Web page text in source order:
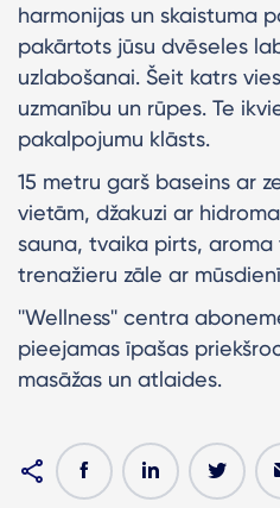
harmonijas un skaistuma
pakārtots jūsu dvēseles
uzlabošanai. Šeit katrs
uzmanību un rūpes. Te
pakalpojumu klāsts.
15 metru garš baseins ar
vietām, džakuzi ar
sauna, tvaika pirts, aroma
trenažieru zāle ar
''Wellness'' centra
pieejamas īpašas
masāžas un atlaides.